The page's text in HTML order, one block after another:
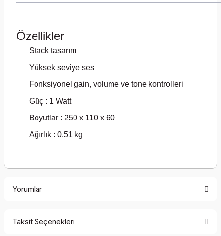
Özellikler
Stack tasarım
Yüksek seviye ses
Fonksiyonel gain, volume ve tone kontrolleri
Güç : 1 Watt
Boyutlar : 250 x 110 x 60
Ağırlık : 0.51 kg
Yorumlar
Taksit Seçenekleri